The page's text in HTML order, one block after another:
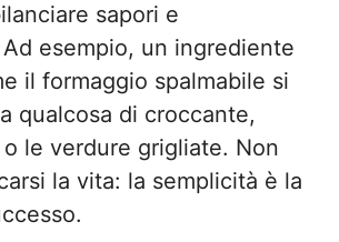
sapori e
esempio, un ingrediente
il formaggio spalmabile si
qualcosa di croccante,
le verdure grigliate. Non
la vita: la semplicità è la